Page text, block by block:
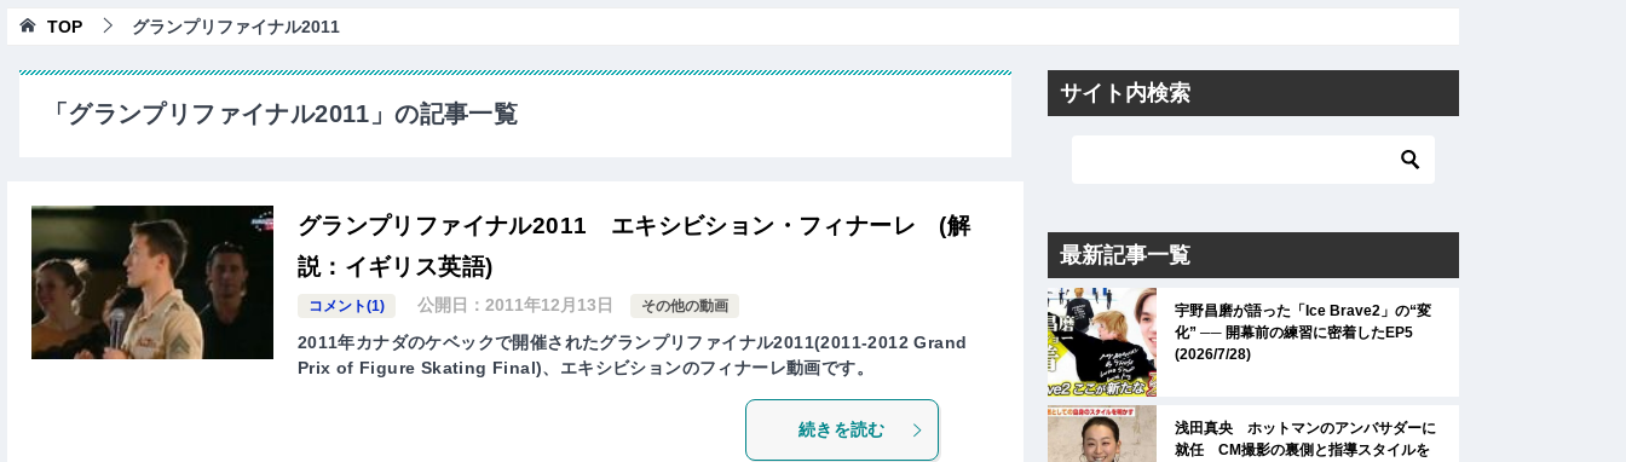
TOP グランプリファイナル2011
「グランプリファイナル2011」の記事一覧
グランプリファイナル2011 エキシビション・フィナーレ (解
説：イギリス英語)
コメント(1) 公開日：2011年12月13日 その他の動画
2011年カナダのケベックで開催されたグランプリファイナル2011(2011-2012 Grand
Prix of Figure Skating Final)、エキシビションのフィナーレ動画です。
続きを読む
サイト内検索
最新記事一覧
宇野昌磨が語った「Ice Brave2」の“変
化” ── 開幕前の練習に密着したEP5
(2026/7/28)
浅田真央 ホットマンのアンバサダーに
就任 CM撮影の裏側と指導スタイルを